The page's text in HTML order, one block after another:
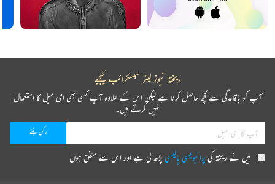
ریختہ نیوز لیٹر سبسکرائب کیجیے
آپ کو باقاعدگی سے کچھ حاصل کرنا ہے لیکن اس کے علاوہ آپ کسی بھی ای میل کا استعمال
نہیں کرتے ہیں۔
میں نے ریختہ کیپرائیویسی پالیسیپڑھ لی ہے اور اس سے متفق ہوں